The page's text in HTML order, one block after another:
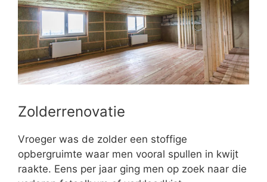
Zolderrenovatie
Vroeger was de zolder een stoffige
opbergruimte waar men vooral spullen in kwijt
raakte. Eens per jaar ging men op zoek naar die